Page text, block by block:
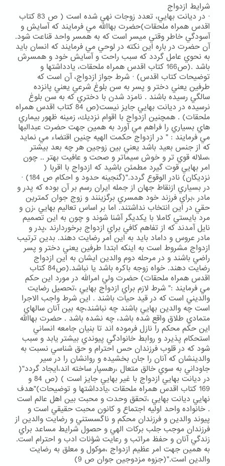
شرايط ازدواج
· در ديانت بهايي، تعدد زوجات نهي شده است ( ص 83 كتاب
اقدس همراه ملحقات)حضرت بهاالله مي فرمايند كه آسايش و
آسودگي خاطر وقتي ميسر است كه به همسر واحد قناعت شود.
آن حضرت در باره اين نكته در لوحي مي فرمايند كه انسان بايد
به نحوي عامل گردد كه سبب راحت و آسايش خود و همسرش
باشد .(ص166 كتاب اقدس همراه ملحقات، يادداشتها و
توضيحات كتاب اقدس) · شرط جواز ازدواج، آن است كه
طرفين يعني دختر و پسر به سن بلوغ شرعي يعني پانزده
سالگي رسيده باشند . نامزد شدن با دختري كه به سن بلوغ
نرسيده در ديانت بهايي جايز نيست(ص 84 كتاب اقدس همراه
ملحقات) . همچنين ازدواج با اقوام نزديك، زمينه ظهور بيماري
هاي بسياري را فراهم مي آورد به همين جهت حضرت عبدالبها
مي فرمايند : " در ازدواج حكمت الهيه چنين اقتضاء مي نمايد
كه از جنس بعيد باشد يعني بين زوجين هر چه بعد بيشتر
،سلاله قوي تر و خوش سيماتر و صحت و عافيت بهتر .. چون
امر بهايي قوت گيرد مطمئن باشيد كه ازدواج با اقربا (
نزديكان) نادر الوقوع گردد."(گنجينه حدود و احكام ص 184) ·
در بسياري ازنقاط جهان از جمله ايران رسم بر آن بوده كه پدر و
مادر ،براي فرزند خود همسري برگزينند و زوج جوان كمترين
حقي در اين انتخاب نداشتند. اما بر اساس تعاليم بهايي ،زن و
مرد بايستي كاملا با يكديگر آشنا شوند و چون به اين تصميم
نايل آمدند كه از تفاهم كافي براي ازدواج برخوردارند ،پدر و
مادر عروس و داماد بايد به اين امر رضايت دهند. بدين ترتيب
ازدواج مشروط است به اينكه ابتدا طرفين يعني دختر و پسر
راضي باشند و در مرحله دوم والدين ايشان به اين ازدواج
رضايت دهند. خواه زوجه باكره باشد يا نباشد.(ص84 كتاب
اقدس همراه ملحقات) حضرت ولي امرالله در مورد اين حكم
مي فرمايند :" شرط لازم براي ازدواج بهايي ،تحصيل رضايت
والديني است كه در قيد حيات باشند . اين شرط واجب الاجرا
است چه والدين بهايي باشند چه نباشند،چه بين آنان سالهاي
متمادي طلاق واقع شده باشد، چه نشده باشد . حضرت بهاالله
اين حكم محكم را نازل فرموده اند تا بنيان جامعه انساني
استحكام پذيرد و روابط خانوادگي پيوندي بيشتر يابد و سبب
شود كه در قلوب فرزندان حس احترام و حق شناسي نسبت به
والدينشان كه آنان را جان بخشيده و روانشان را در سير
جاوداني به سوي خالق متعال ،رهسپار ساخته اند،ايجاد گردد"(
در ديانت بهايي ازدواج با غير بهايي جايز است ) (ص 84 و
169 كتاب اقدس همراه ملحقات ،يادداشتها و توضيحات)"هدف
نهايي ديانت بهايي ،تحقق وحدت و محبت بين اهل عالم است
. خانواده واحد اوليه اجتماع و كانون محبت حقيقي است و
پيوند والدين و فرزندان محكم و ناگسستني و رضايت والدين از
فرزندان موجب جلب بركات الهي و حصول شرايط مساعد براي
زندگي آنان و حفظ مراتب و رعايت شؤنات ادب و احترام است.
به همين جهت امر عظيم ازدواج ،موكول و معلق به رضايت
والدين است."(جزوه مزدوجين جوان ص 9)